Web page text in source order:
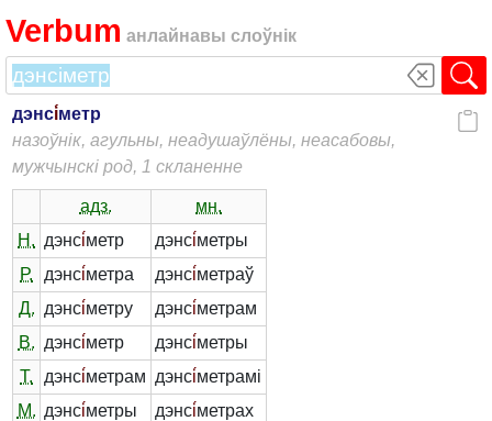
Verbum анлайнавы слоўнік
дэнсі́метр
назоўнік, агульны, неадушаўлёны, неасабовы,
мужчынскі род, 1 скланенне
адз.
мн.
Н. дэнсі́метр дэнсі́метры
Р.
дэнсі́метра дэнсі́метраў
Д. дэнсі́метру дэнсі́метрам
В. дэнсі́метр дэнсі́метры
Т.
дэнсі́метрам дэнсі́метрамі
М. дэнсі́метры дэнсі́метрах